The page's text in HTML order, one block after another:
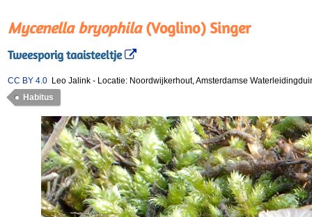
Mycenella bryophila(Voglino) Singer
Tweesporig taaisteeltje
CC BY 4.0 Leo Jalink - Locatie: Noordwijkerhout, Amsterdamse
Habitus